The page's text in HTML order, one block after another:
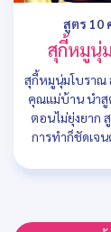
สูตร 10
สุกี้หมูนุ่
สุกี้หมูนุ่มโบราณ
คุณแม่บ้าน นำสู
ตอนไม่ยุ่งยาก
การทำก็ชัดเจ